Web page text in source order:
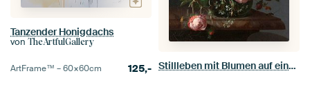
Tanzender Honigdachs
von TheArtfulGallery
ArtFrame™ –60×60cm 125,- Stillleben mit Blumen auf einer Marmortischplatte,Rachel Ruysch